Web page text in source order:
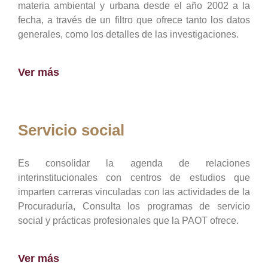
materia ambiental y urbana desde el año 2002 a la
fecha, a través de un filtro que ofrece tanto los datos
generales, como los detalles de las investigaciones.
Ver más
Servicio social
Es consolidar la agenda de relaciones
interinstitucionales con centros de estudios que
imparten carreras vinculadas con las actividades de la
Procuraduría, Consulta los programas de servicio
social y prácticas profesionales que la PAOT ofrece.
Ver más